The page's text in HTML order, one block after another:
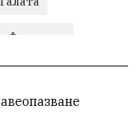
Фестивал